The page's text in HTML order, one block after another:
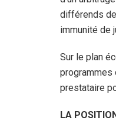
différends
immunité de
Sur le plan
programmes
prestataire
LA